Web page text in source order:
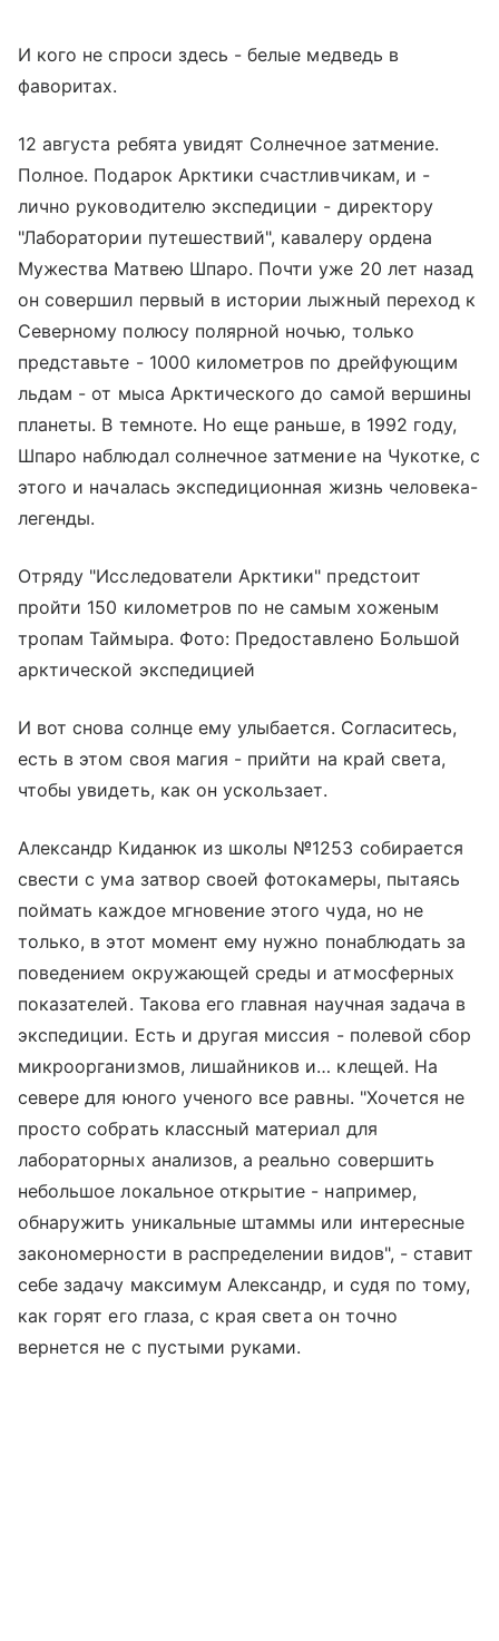
И кого не спроси здесь - белые медведь в
фаворитах.
12 августа ребята увидят Солнечное затмение.
Полное. Подарок Арктики счастливчикам, и -
лично руководителю экспедиции - директору
"Лаборатории путешествий", кавалеру ордена
Мужества Матвею Шпаро. Почти уже 20 лет назад
он совершил первый в истории лыжный переход к
Северному полюсу полярной ночью, только
представьте - 1000 километров по дрейфующим
льдам - от мыса Арктического до самой вершины
планеты. В темноте. Но еще раньше, в 1992 году,
Шпаро наблюдал солнечное затмение на Чукотке, с
этого и началась экспедиционная жизнь человека-
легенды.
Отряду "Исследователи Арктики" предстоит
пройти 150 километров по не самым хоженым
тропам Таймыра. Фото: Предоставлено Большой
арктической экспедицией
И вот снова солнце ему улыбается. Согласитесь,
есть в этом своя магия - прийти на край света,
чтобы увидеть, как он ускользает.
Александр Киданюк из школы №1253 собирается
свести с ума затвор своей фотокамеры, пытаясь
поймать каждое мгновение этого чуда, но не
только, в этот момент ему нужно понаблюдать за
поведением окружающей среды и атмосферных
показателей. Такова его главная научная задача в
экспедиции. Есть и другая миссия - полевой сбор
микроорганизмов, лишайников и… клещей. На
севере для юного ученого все равны. "Хочется не
просто собрать классный материал для
лабораторных анализов, а реально совершить
небольшое локальное открытие - например,
обнаружить уникальные штаммы или интересные
закономерности в распределении видов", - ставит
себе задачу максимум Александр, и судя по тому,
как горят его глаза, с края света он точно
вернется не с пустыми руками.